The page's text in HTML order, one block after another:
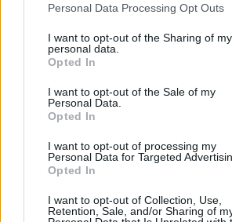
Please note that this website/app uses
not limited to your visit or usage
grant or deny consent to Google and its
use your data for below specified
consent section.
Personal Data Processing Opt Outs
I want to opt-out of the Sharing of my
personal data.
Opted In
I want to opt-out of the Sale of my
Personal Data.
Opted In
I want to opt-out of processing my
Personal Data for Targeted
Opted In
I want to opt-out of Collection, Use,
Retention, Sale, and/or Sharing of
αρχιστρατήγουτης
ανάμνηση του θανάτου του σε
παραπλήσια περιοχή.
Το 2004 ολοκληρώθηκε η
την νέα του χωρητικότητα να
. Στο παρελθόν έχει
Εθνικού Πειραιώς, ενώ στην
θυμάτωντης τραγωδίας της